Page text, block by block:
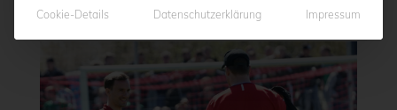
Cookie-Details Datenschutzerklärung Impressum